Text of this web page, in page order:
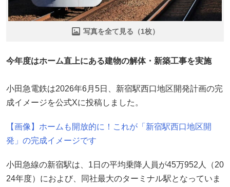
写真を全て見る（1枚）
今年度はホーム直上にある建物の解体・新築工事を実施
小田急電鉄は2026年6月5日、新宿駅西口地区開発計画の完
成イメージを公式Xに投稿しました。
【画像】ホームも開放的に！これが「新宿駅西口地区開
発」の完成イメージです
小田急線の新宿駅は、1日の平均乗降人員が45万952人（20
24年度）におよび、同社最大のターミナル駅となっていま